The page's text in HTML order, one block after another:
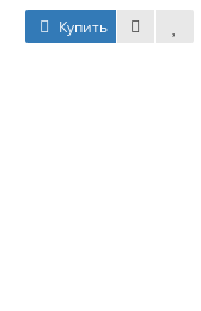
Купить